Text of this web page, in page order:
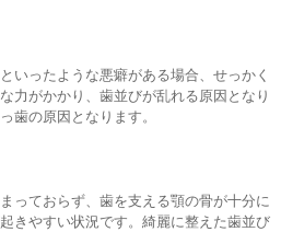
いったような悪癖がある場合、せっかく
力がかかり、歯並びが乱れる原因となり
歯の原因となります。
っておらず、歯を支える顎の骨が十分に
きやすい状況です。綺麗に整えた歯並び